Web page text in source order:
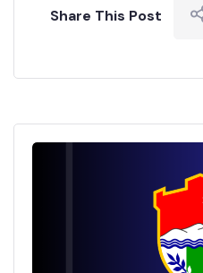
Share This Post